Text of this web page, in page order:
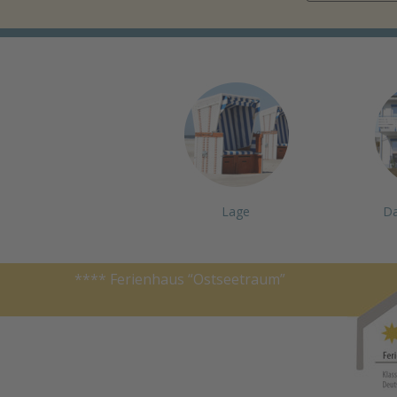
**** Ferienhaus “Ostseetraum”
Lage